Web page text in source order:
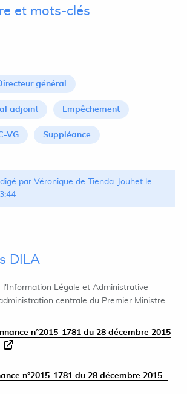
et mots-clés
général
adjoint Empêchement
VG Suppléance
par Véronique de Tienda-Jouhet le
DILA
l'Information Légale et Administrative
centrale du Premier Ministre
n°2015-1781 du 28 décembre 2015
n°2015-1781 du 28 décembre 2015 -